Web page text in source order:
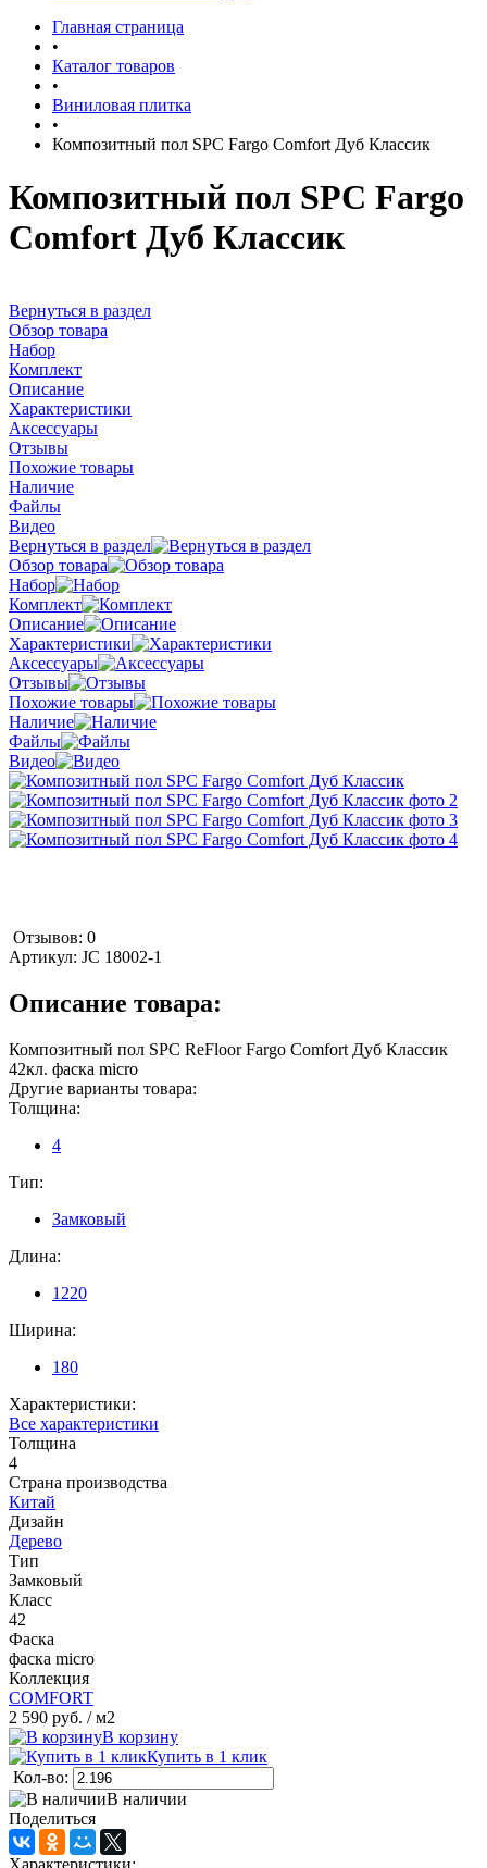
Главная страница
•
Каталог товаров
•
Виниловая плитка
•
Композитный пол SPC Fargo Comfort Дуб Классик
Композитный пол SPC Fargo
Comfort Дуб Классик
Вернуться в раздел
Обзор товара
Набор
Комплект
Описание
Характеристики
Аксессуары
Отзывы
Похожие товары
Наличие
Файлы
Видео
Вернуться в раздел
Обзор товара
Набор
Комплект
Описание
Характеристики
Аксессуары
Отзывы
Похожие товары
Наличие
Файлы
Видео
Отзывов: 0
Артикул: JC 18002-1
Описание товара:
Композитный пол SPC ReFloor Fargo Comfort Дуб Классик
42кл. фаска micro
Другие варианты товара:
Толщина:
4
Тип:
Замковый
Длина:
1220
Ширина:
180
Характеристики:
Все характеристики
Толщина
4
Страна производства
Китай
Дизайн
Дерево
Тип
Замковый
Класс
42
Фаска
фаска micro
Коллекция
COMFORT
2 590 руб. / м2
В корзину
Купить в 1 клик
Кол-во:
В наличии
Поделиться
Характеристики: